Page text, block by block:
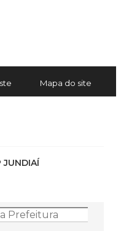
Mapa do site
JUNDIAÍ